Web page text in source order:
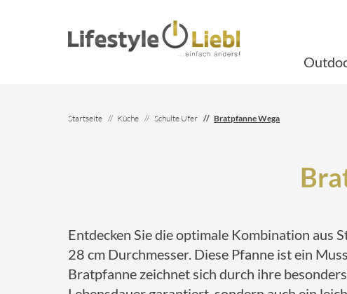
Startseite Küche Schulte Ufer Bratpfanne Wega
Entdecken Sie die optimale Kombination aus
28 cm Durchmesser. Diese Pfanne ist ein
Bratpfanne zeichnet sich durch ihre